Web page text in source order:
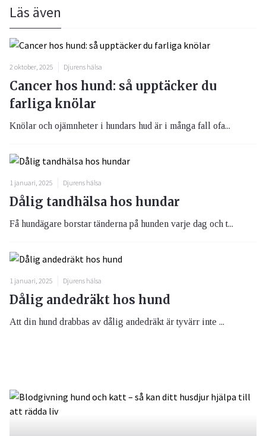
Läs även
2 oktober, 2025 Djurens hälsa
Cancer hos hund: så upptäcker du
farliga knölar
Knölar och ojämnheter i hundars hud är i många fall ofa...
1 januari, 2025 Djurens hälsa
Dålig tandhälsa hos hundar
Få hundägare borstar tänderna på hunden varje dag och t...
1 januari, 2025 Djurens hälsa
Dålig andedräkt hos hund
Att din hund drabbas av dålig andedräkt är tyvärr inte ...